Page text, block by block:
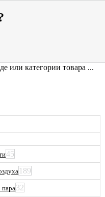
или категории товара ...
45
189
32